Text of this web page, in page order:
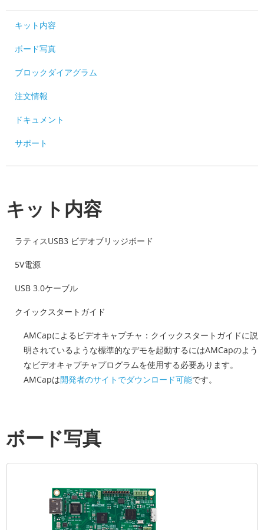
キット内容
ボード写真
ブロックダイアグラム
注文情報
ドキュメント
サポート
キット内容
ラティスUSB3 ビデオブリッジボード
5V電源
USB 3.0ケーブル
クイックスタートガイド
AMCapによるビデオキャプチャ：クイックスタートガイドに説
明されているような標準的なデモを起動するにはAMCapのよう
なビデオキャプチャプログラムを使用する必要あります。
AMCapは開発者のサイトでダウンロード可能です。
ボード写真